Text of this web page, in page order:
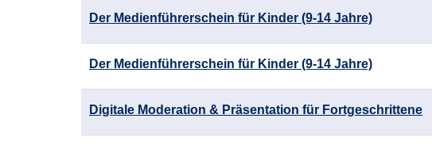
Der Medienführerschein für Kinder (9-14 Jahre)
Der Medienführerschein für Kinder (9-14 Jahre)
Digitale Moderation & Präsentation für Fortgeschrittene